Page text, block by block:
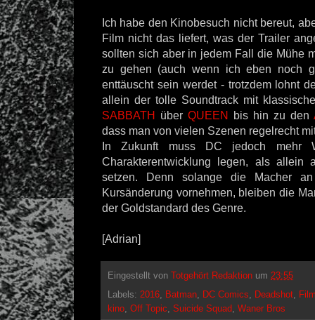
Ich habe den Kinobesuch nicht bereut,
Film nicht das liefert, was der Trailer
sollten sich aber in jedem Fall die Mühe
zu gehen (auch wenn ich eben noch
enttäuscht sein werdet - trotzdem lohnt
allein der tolle Soundtrack mit
SABBATH
über QUEEN bis hin zu den
dass man von vielen Szenen regelrecht
In Zukunft muss DC jedoch mehr
Charakterentwicklung legen, als allein
setzen. Denn solange die Macher
Kursänderung vornehmen, bleiben die
der Goldstandard des Genre.
[Adrian]
Eingestellt von Totgehört Redaktion um 23:55
Labels: 2016 Batman DC Comics Deadshot
kino Off Topic Suicide Squad Waner Bros